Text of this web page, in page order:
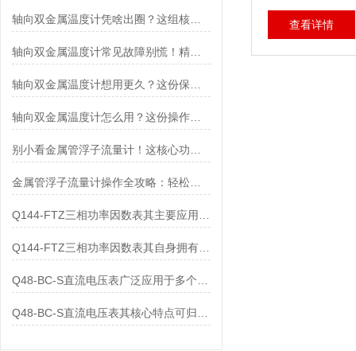
轴向双金属温度计凭啥出圈？这组核心特点给出了答案
轴向双金属温度计常见故障别慌！精准定位，轻松搞定难题
轴向双金属温度计怎么用？这份操作指南，新手也能快速拿捏！
金属管浮子流量计操作全攻略：轻松拿捏，精准掌控每一步！
Q144-FTZ三相功率因数表其自身拥有怎样的功能呢？
查看详情